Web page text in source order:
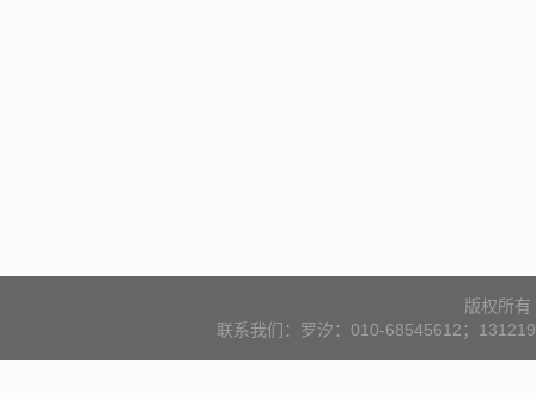
版权所
联系我们：罗汐：010-68545612；